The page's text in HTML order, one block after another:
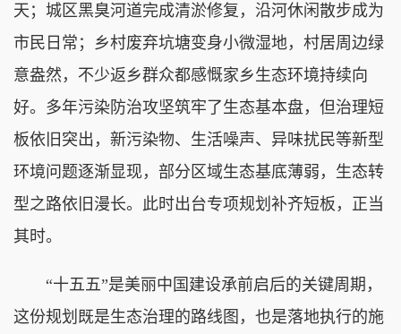
天；城区黑臭河道完成清淤修复，沿河休闲散步成为
市民日常；乡村废弃坑塘变身小微湿地，村居周边绿
意盎然，不少返乡群众都感慨家乡生态环境持续向
好。多年污染防治攻坚筑牢了生态基本盘，但治理短
板依旧突出，新污染物、生活噪声、异味扰民等新型
环境问题逐渐显现，部分区域生态基底薄弱，生态转
型之路依旧漫长。此时出台专项规划补齐短板，正当
其时。
“十五五”是美丽中国建设承前启后的关键周期，
这份规划既是生态治理的路线图，也是落地执行的施